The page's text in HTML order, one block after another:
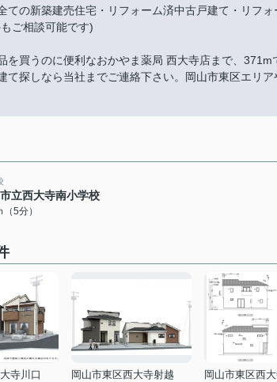
ての新築建売住宅・リフォーム済中古戸建て・リフ
ご相談可能です)
を買うのに便利なおかやま薬局 西大寺店まで、
て探しなら当社までご連絡下さい。岡山市東区エリ
立西大寺南小学校
5分）
寺川口
岡山市東区西大寺射越